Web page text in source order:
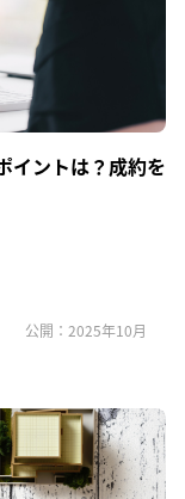
イントは？成約を
公開：2025年10月